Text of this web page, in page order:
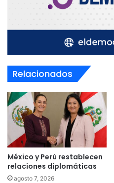
Relacionados
México y Perú restablecen
relaciones diplomáticas
agosto 7, 2026